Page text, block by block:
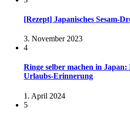
[Rezept] Japanisches Sesam-
3. November 2023
4
Ringe selber machen in Japan:
Urlaubs-Erinnerung
1. April 2024
5